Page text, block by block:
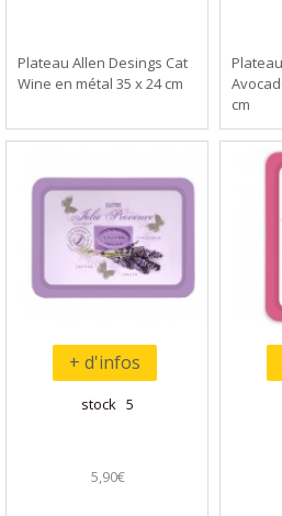
Plateau Allen Desings Cat
Wine en métal 35 x 24 cm
cm
+ d'infos
stock 5
5,90€